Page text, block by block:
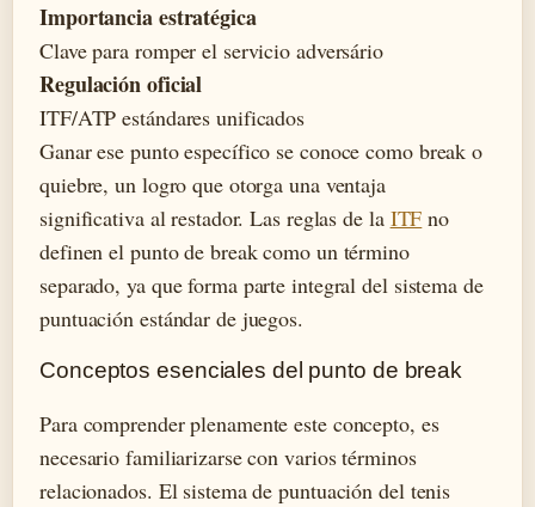
Importancia estratégica
Clave para romper el servicio adversário
Regulación oficial
ITF/ATP estándares unificados
Ganar ese punto específico se conoce como break o
quiebre, un logro que otorga una ventaja
significativa al restador. Las reglas de la ITF no
definen el punto de break como un término
separado, ya que forma parte integral del sistema de
puntuación estándar de juegos.
Conceptos esenciales del punto de break
Para comprender plenamente este concepto, es
necesario familiarizarse con varios términos
relacionados. El sistema de puntuación del tenis